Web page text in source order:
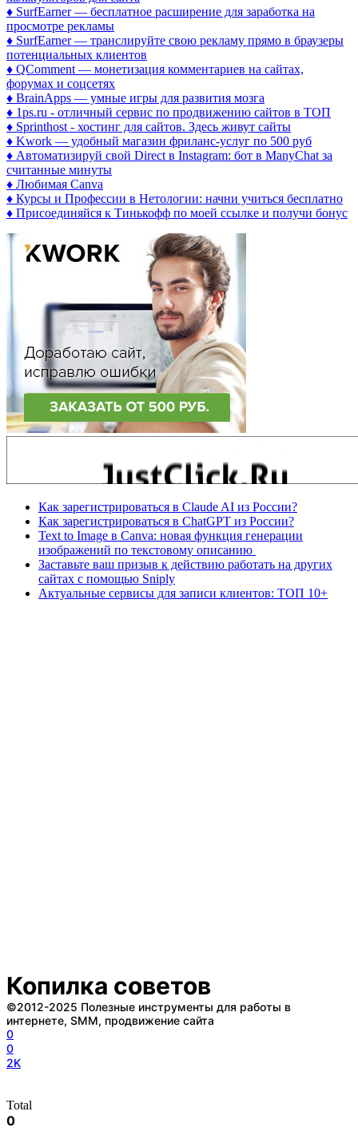
♦ SurfEarner — бесплатное расширение для заработка на
просмотре рекламы
♦ SurfEarner — транслируйте свою рекламу прямо в браузеры
потенциальных клиентов
♦ QComment — монетизация комментариев на сайтах,
форумах и соцсетях
♦ BrainApps — умные игры для развития мозга
♦ 1ps.ru - отличный сервис по продвижению сайтов в ТОП
♦ Sprinthost - хостинг для сайтов. Здесь живут сайты
♦ Kwork — удобный магазин фриланс-услуг по 500 руб
♦ Автоматизируй свой Direct в Instagram: бот в ManyChat за
считанные минуты
♦ Любимая Canva
♦ Курсы и Профессии в Нетологии: начни учиться бесплатно
♦ Присоединяйся к Тинькофф по моей ссылке и получи бонус
Как зарегистрироваться в Claude AI из России?
Как зарегистрироваться в ChatGPT из России?
Text to Image в Canva: новая функция генерации
изображений по текстовому описанию
Заставьте ваш призыв к действию работать на других
сайтах с помощью Sniply
Актуальные сервисы для записи клиентов: ТОП 10+
Копилка советов
©2012-2025 Полезные инструменты для работы в
интернете, SMM, продвижение сайта
0
0
2K
Total
0